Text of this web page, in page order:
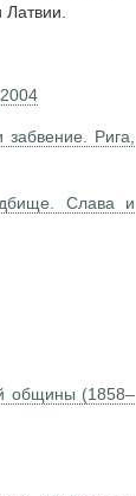
Рига,
Слава и
общины (1858–